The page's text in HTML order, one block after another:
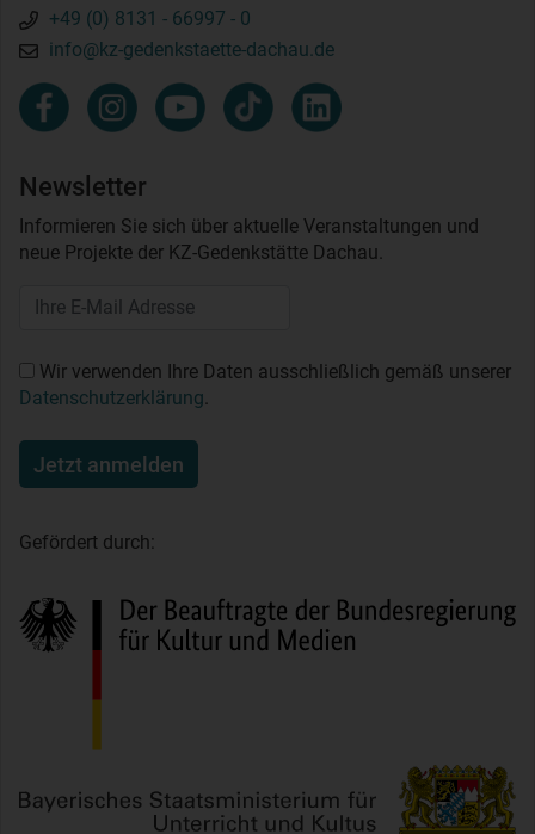
+49 (0) 8131 - 66997 - 0
info@kz-gedenkstaette-dachau.de
Newsletter
Informieren Sie sich über aktuelle Veranstaltungen und
neue Projekte der KZ-Gedenkstätte Dachau.
Wir verwenden Ihre Daten ausschließlich gemäß unserer
Datenschutzerklärung.
Jetzt anmelden
Gefördert durch: